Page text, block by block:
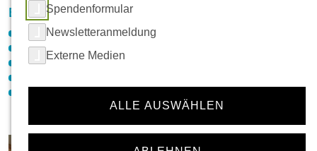
Navigation für die Rubrik:
Beratung + Betreuung
Neuigkeiten
Schuldenberatung
Migrationsberatung für erwachsene Zugewanderte
Spendenformular
Newsletteranmeldung
Externe Medien
ALLE AUSWÄHLEN